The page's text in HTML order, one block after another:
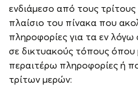
ενδιάμεσο από τους
πλαίσιο του πίνακα που
πληροφορίες για τα εν
σε δικτυακούς τόπους όπου
περαιτέρω πληροφορίες ή
τρίτων μερών: